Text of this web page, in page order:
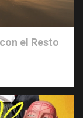
el Resto